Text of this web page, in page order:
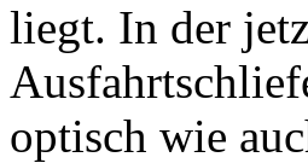
liegt. In der
optisch wie